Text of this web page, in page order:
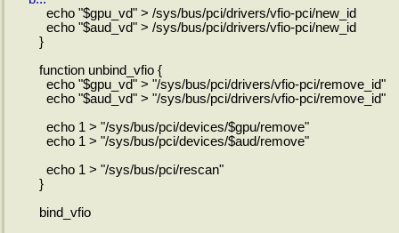
echo "$gpu_vd" > /sys/bus/pci/drivers/vfio-pci/new_id
echo "$aud_vd" > /sys/bus/pci/drivers/vfio-pci/new_id
}
function unbind_vfio {
echo "$gpu_vd" > "/sys/bus/pci/drivers/vfio-pci/remove_id"
echo "$aud_vd" > "/sys/bus/pci/drivers/vfio-pci/remove_id"
echo 1 > "/sys/bus/pci/devices/$gpu/remove"
echo 1 > "/sys/bus/pci/devices/$aud/remove"
echo 1 > "/sys/bus/pci/rescan"
}
bind_vfio